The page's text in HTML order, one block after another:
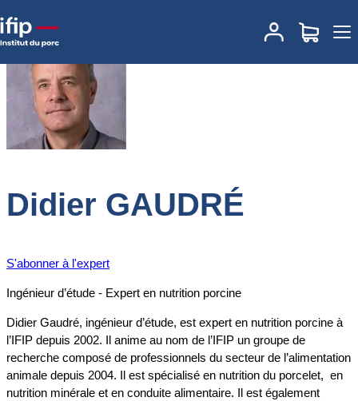
Accueil
Didier GAUDRÉ
S'abonner à l'expert
Ingénieur d’étude - Expert en nutrition porcine
Didier Gaudré, ingénieur d’étude, est expert en nutrition porcine à
l’IFIP depuis 2002. Il anime au nom de l’IFIP un groupe de
recherche composé de professionnels du secteur de l’alimentation
animale depuis 2004. Il est spécialisé en nutrition du porcelet, en
nutrition minérale et en conduite alimentaire. Il est également